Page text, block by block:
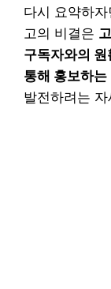
다시 요약하
고의 비결은
구독자와의
통해 홍보하는
발전하려는